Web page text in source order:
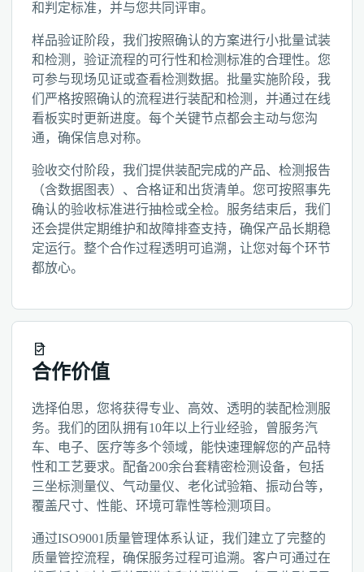
和判定标准，并与您共同评审。
样品验证阶段，我们按照确认的方案进行小批量试装
和检测，验证流程的可行性和检测标准的合理性。您
可参与现场见证或查看检测数据。批量实施阶段，我
们严格按照确认的流程进行装配和检测，并通过在线
看板实时更新进度。每个关键节点都会主动与您沟
通，确保信息对称。
验收交付阶段，我们提供装配完成的产品、检测报告
（含数据图表）、合格证和出货清单。您可按照事先
确认的验收标准进行抽检或全检。服务结束后，我们
还会提供定期维护和故障排查支持，确保产品长期稳
定运行。整个合作过程透明可追溯，让您对每个环节
都放心。
合作价值
选择伯思，您将获得专业、高效、透明的装配检测服
务。我们的团队拥有10年以上行业经验，曾服务汽
车、电子、医疗等多个领域，能快速理解您的产品特
性和工艺要求。配备200余台套精密检测设备，包括
三坐标测量仪、气动量仪、老化试验箱、振动台等，
覆盖尺寸、性能、环境可靠性等检测项目。
通过ISO9001质量管理体系认证，我们建立了完整的
质量管控流程，确保服务过程可追溯。客户可通过在